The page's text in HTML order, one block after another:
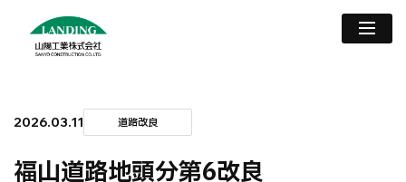
2026.03.11 道路改良
福山道路地頭分第6改良